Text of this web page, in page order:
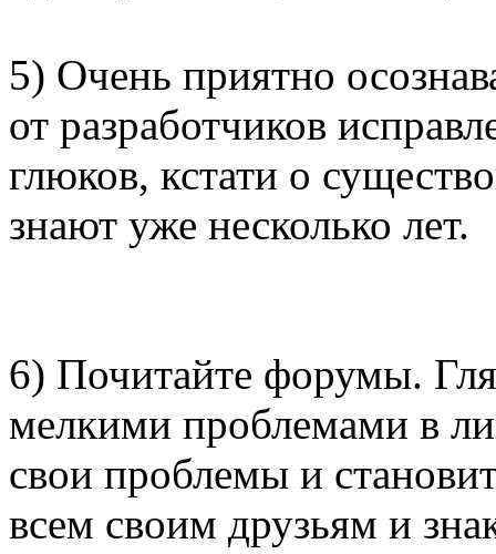
5) Очень приятно
от разработчиков
глюков, кстати о
знают уже несколько лет.
6) Почитайте форумы.
мелкими проблемами в
свои проблемы и
всем своим друзьям и